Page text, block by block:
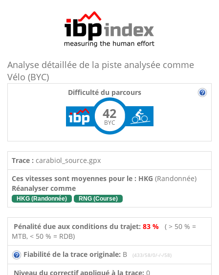
Analyse détaillée de la piste analysée comme
Vélo (BYC)
Difficulté du parcours
42
BYC
Trace : carabiol_source.gpx
Ces vitesses sont moyennes pour le : HKG (Randonnée)
Réanalyser comme
HKG (Randonnée) RNG (Course)
Pénalité due aux conditions du trajet: 83 % ( > 50 % =
MTB, < 50 % = RDB)
Fiabilité de la trace originale: B (433/58/0/-/-/58)
Niveau du correctif appliqué à la trace: 0